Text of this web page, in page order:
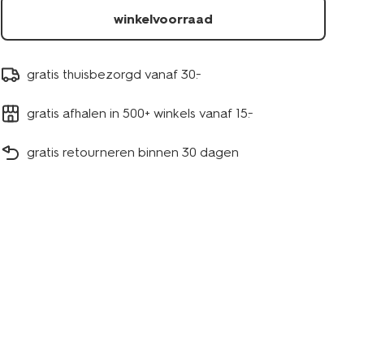
winkelvoorraad
gratis thuisbezorgd vanaf 30.-
gratis afhalen in 500+ winkels vanaf 15.-
gratis retourneren binnen 30 dagen